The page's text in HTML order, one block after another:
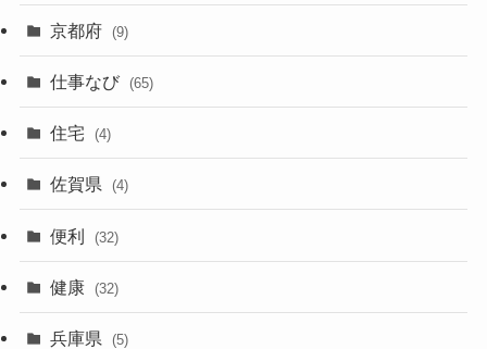
京都府 (9)
仕事なび (65)
住宅 (4)
佐賀県 (4)
便利 (32)
健康 (32)
兵庫県 (5)